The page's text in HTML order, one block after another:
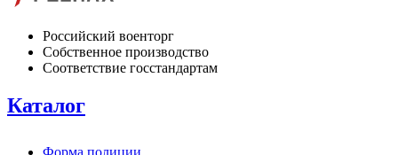
Российский военторг
Собственное производство
Соответствие госстандартам
Каталог
Форма полиции